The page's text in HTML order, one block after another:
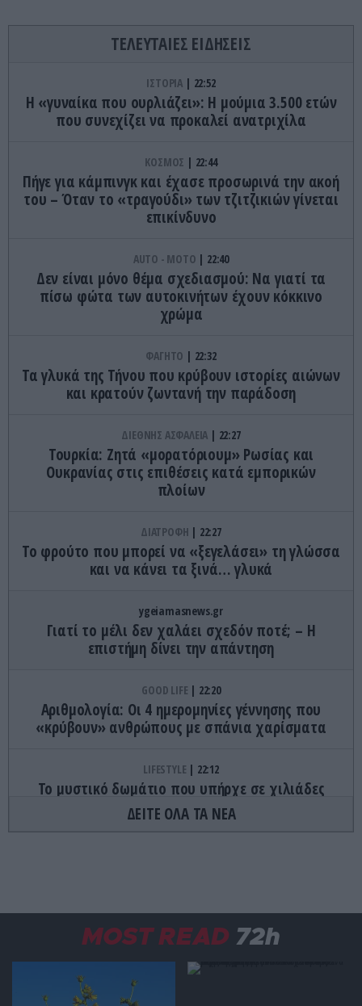
ΤΕΛΕΥΤΑΙΕΣ ΕΙΔΗΣΕΙΣ
ΙΣΤΟΡΙΑ 22:52
Η «γυναίκα που ουρλιάζει»: Η μούμια 3.500 ετών
που συνεχίζει να προκαλεί ανατριχίλα
ΚΟΣΜΟΣ 22:44
Πήγε για κάμπινγκ και έχασε προσωρινά την ακοή
του – Όταν το «τραγούδι» των τζιτζικιών γίνεται
επικίνδυνο
AUTO - MOTO 22:40
Δεν είναι μόνο θέμα σχεδιασμού: Να γιατί τα
πίσω φώτα των αυτοκινήτων έχουν κόκκινο
χρώμα
ΦΑΓΗΤΟ 22:32
Τα γλυκά της Τήνου που κρύβουν ιστορίες αιώνων
και κρατούν ζωντανή την παράδοση
ΔΙΕΘΝΗΣ ΑΣΦΑΛΕΙΑ 22:27
Τουρκία: Ζητά «μορατόριουμ» Ρωσίας και
Ουκρανίας στις επιθέσεις κατά εμπορικών
πλοίων
ΔΙΑΤΡΟΦΗ 22:27
Το φρούτο που μπορεί να «ξεγελάσει» τη γλώσσα
και να κάνει τα ξινά… γλυκά
ygeiamasnews.gr
Γιατί το μέλι δεν χαλάει σχεδόν ποτέ; – Η
επιστήμη δίνει την απάντηση
GOOD LIFE 22:20
Αριθμολογία: Οι 4 ημερομηνίες γέννησης που
«κρύβουν» ανθρώπους με σπάνια χαρίσματα
LIFESTYLE 22:12
Το μυστικό δωμάτιο που υπήρχε σε χιλιάδες
σπίτια και σήμερα έχει σχεδόν εξαφανιστεί
ΠΑΡΑΣΚΗΝΙΟ 22:05
Μπαμπάς για δεύτερη φορά ο Γιάννης
Κωνσταντέλιας
ΔΕΙΤΕ ΟΛΑ ΤΑ ΝΕΑ
MOST READ 72h